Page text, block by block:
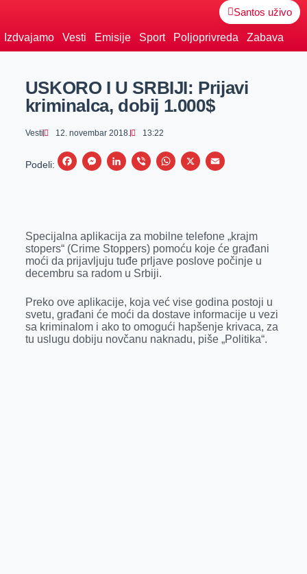
Santos uživo
Izdvajamo Vesti Emisije Sport Poljoprivreda Zabava
USKORO I U SRBIJI: Prijavi
kriminalca, dobij 1.000$
Vesti 12. novembar 2018. 13:22
Podeli:
F
b
o
o
M
e
n
g
r
L
e
d
I
n
V
r
W
s
A
p
X
E
l
Specijalna aplikacija za mobilne telefone „krajm
stopers“ (Crime Stoppers) pomoću koje će građani
moći da prijavljuju tuđe prljave poslove počinje u
decembru sa radom u Srbiji.
Preko ove aplikacije, koja već vise godina postoji u
svetu, građani će moći da dostave informacije u vezi
sa kriminalom i ako to omogući hapšenje krivaca, za
tu uslugu dobiju novčanu naknadu, piše „Politika“.